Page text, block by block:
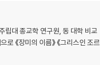
립대 종교학 연구원, 동 대학 비교
《장미의 이름》 《그리스인 조르